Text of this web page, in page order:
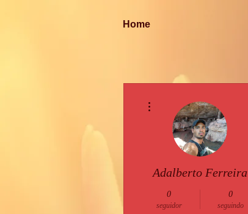
Home
Adalberto Ferreira
0
seguidor
0
seguindo